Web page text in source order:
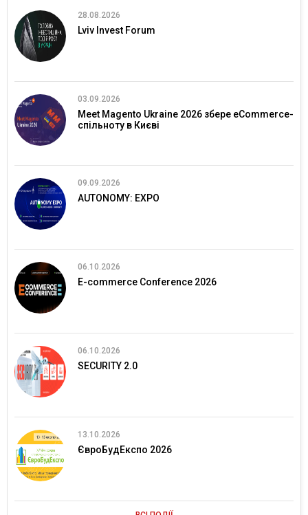
28.08.2026
Lviv Invest Forum
03.09.2026
Meet Magento Ukraine 2026 збере eCommerce-
спільноту в Києві
09.09.2026
AUTONOMY: EXPO
06.10.2026
E-commerce Conference 2026
06.10.2026
SECURITY 2.0
13.10.2026
ЄвроБудЕкспо 2026